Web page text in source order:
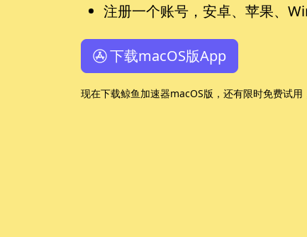
注册一个账号，安卓、苹果、
下载macOS版App
现在下载鲸鱼加速器macOS版，还有限时免费试用